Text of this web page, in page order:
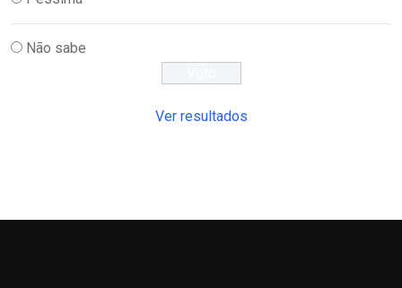
Não sabe
Ver resultados